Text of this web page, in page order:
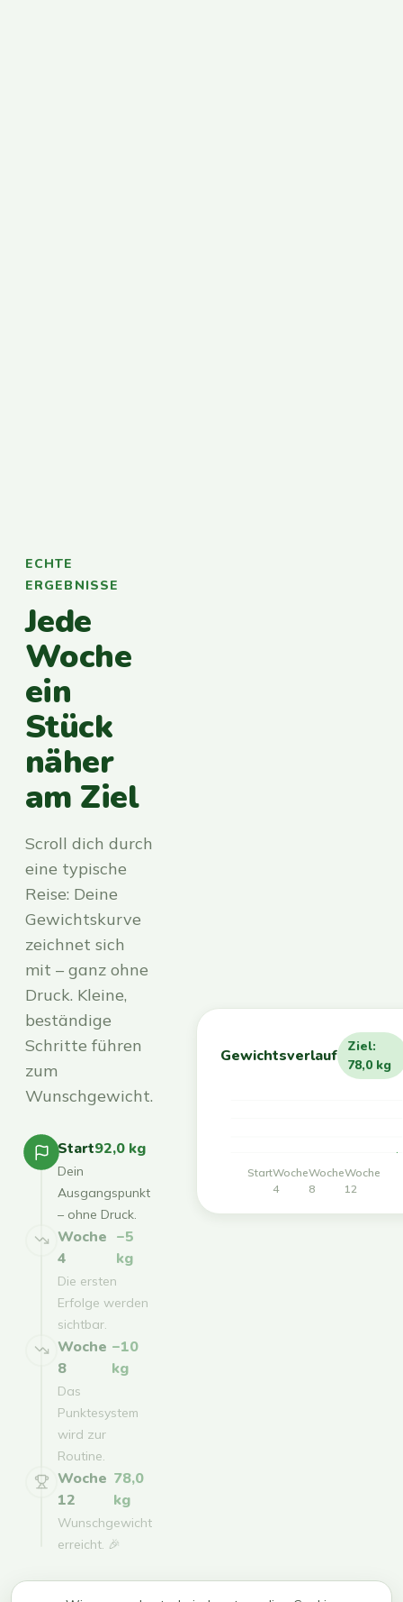
ECHTE
ERGEBNISSE
Jede
Woche
ein
Stück
näher
am Ziel
Scroll dich durch
eine typische
Reise: Deine
Gewichtskurve
zeichnet sich
mit – ganz ohne
Druck. Kleine,
beständige
Schritte führen
zum
Wunschgewicht.
Start92,0 kg
Dein
Ausgangspunkt
– ohne Druck.
Woche
4
−5
kg
Die ersten
Erfolge werden
sichtbar.
Woche
8
−10
kg
Das
Punktesystem
wird zur
Routine.
Woche
12
78,0
kg
Wunschgewicht
erreicht. 🎉
Gewichtsverlauf
Ziel:
78,0 kg
StartWoche
4
Woche
8
Woche
12